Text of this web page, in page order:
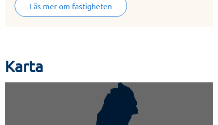
Läs mer om fastigheten
Karta